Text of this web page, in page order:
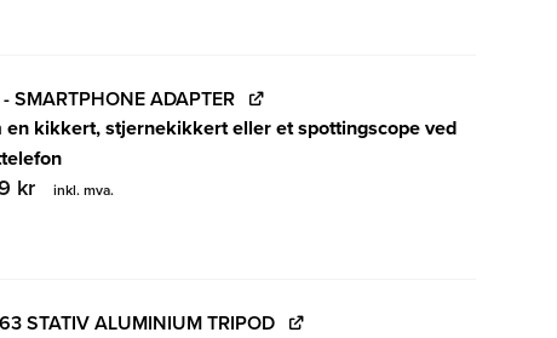
- SMARTPHONE ADAPTER
en kikkert, stjernekikkert eller et spottingscope ved
kr inkl. mva.
STATIV ALUMINIUM TRIPOD